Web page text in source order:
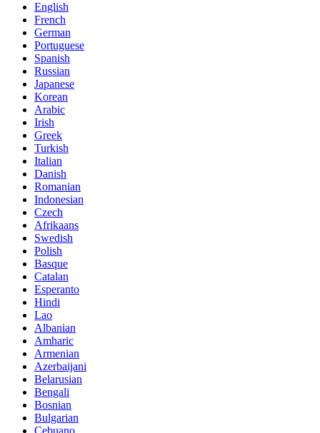
English
French
German
Portuguese
Spanish
Russian
Japanese
Korean
Arabic
Irish
Greek
Turkish
Italian
Danish
Romanian
Indonesian
Czech
Afrikaans
Swedish
Polish
Basque
Catalan
Esperanto
Hindi
Lao
Albanian
Amharic
Armenian
Azerbaijani
Belarusian
Bengali
Bosnian
Bulgarian
Cebuano